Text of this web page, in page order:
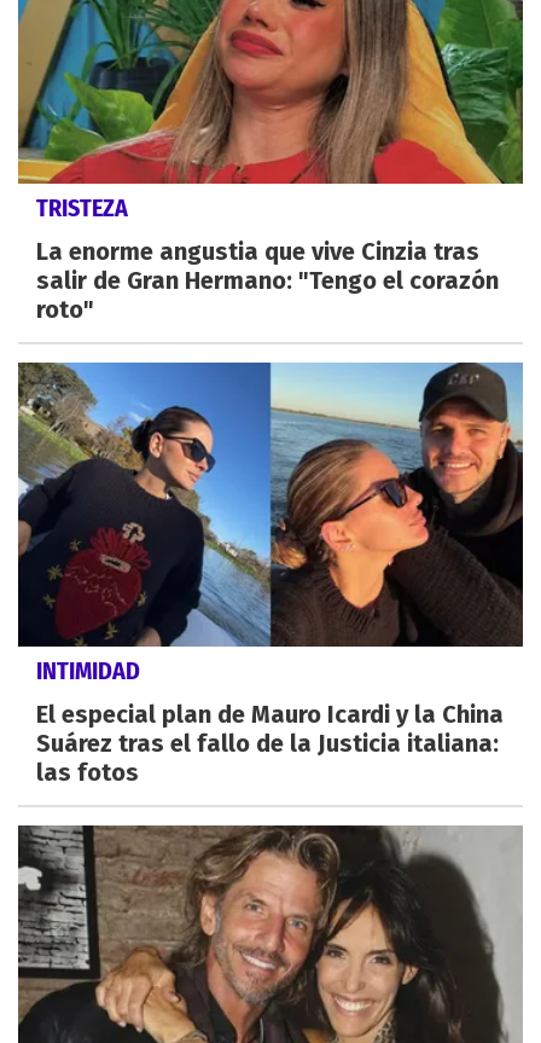
TRISTEZA
La enorme angustia que vive Cinzia tras
salir de Gran Hermano: "Tengo el corazón
roto"
INTIMIDAD
El especial plan de Mauro Icardi y la China
Suárez tras el fallo de la Justicia italiana:
las fotos